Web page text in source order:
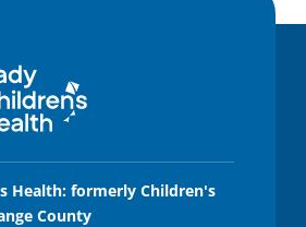
Health: formerly Children's
County